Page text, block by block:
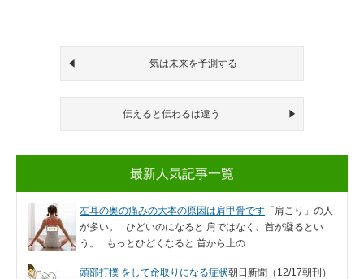
気は未来を予測する
伝えると伝わるは違う
最新人気記事一覧
左耳の奥の痛みの大本の原因は肩甲骨です 「肩こり」の人
が多い。 ひどいのになると 肩ではなく、首が凝るとい
う。 もっとひどくなると 首から上の...
頭部打撲 をして命取りになる症状朝日新聞（12/17朝刊）